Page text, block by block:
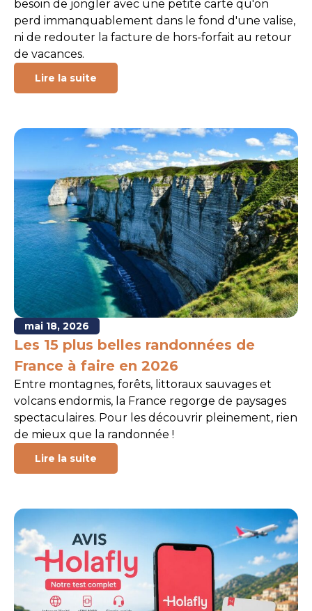
besoin de jongler avec une petite carte qu'on
perd immanquablement dans le fond d'une valise,
ni de redouter la facture de hors-forfait au retour
de vacances.
Lire la suite
mai 18, 2026
Les 15 plus belles randonnées de
France à faire en 2026
Entre montagnes, forêts, littoraux sauvages et
volcans endormis, la France regorge de paysages
spectaculaires. Pour les découvrir pleinement, rien
de mieux que la randonnée !
Lire la suite